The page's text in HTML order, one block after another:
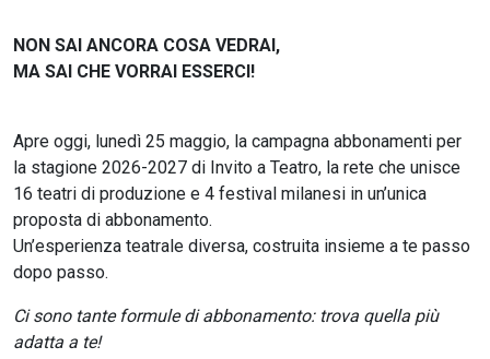
NON SAI ANCORA COSA VEDRAI,
MA SAI CHE VORRAI ESSERCI!
Apre oggi, lunedì 25 maggio, la campagna abbonamenti per
la stagione 2026-2027 di Invito a Teatro, la rete che unisce
16 teatri di produzione e 4 festival milanesi in un’unica
proposta di abbonamento.
Un’esperienza teatrale diversa, costruita insieme a te passo
dopo passo.
Ci sono tante formule di abbonamento: trova quella più
adatta a te!